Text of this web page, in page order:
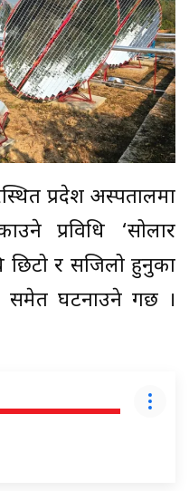
प्रदेश अस्पतालमा
प्रविधि ‘सोलार
छिटो र सजिलो हुनुका
घटनाउने गर्छ ।